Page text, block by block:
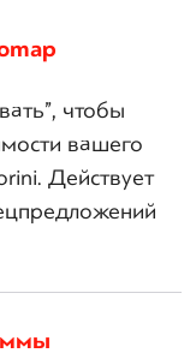
чтобы
вашего
Действует